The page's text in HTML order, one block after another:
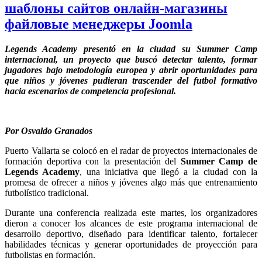
шаблоны сайтов онлайн-магазины
файловые менеджеры Joomla
Legends Academy presentó en la ciudad su Summer Camp
internacional, un proyecto que buscó detectar talento, formar
jugadores bajo metodología europea y abrir oportunidades para
que niños y jóvenes pudieran trascender del futbol formativo
hacia escenarios de competencia profesional.
Por Osvaldo Granados
Puerto Vallarta se colocó en el radar de proyectos internacionales de
formación deportiva con la presentación del Summer Camp de
Legends Academy, una iniciativa que llegó a la ciudad con la
promesa de ofrecer a niños y jóvenes algo más que entrenamiento
futbolístico tradicional.
Durante una conferencia realizada este martes, los organizadores
dieron a conocer los alcances de este programa internacional de
desarrollo deportivo, diseñado para identificar talento, fortalecer
habilidades técnicas y generar oportunidades de proyección para
futbolistas en formación.